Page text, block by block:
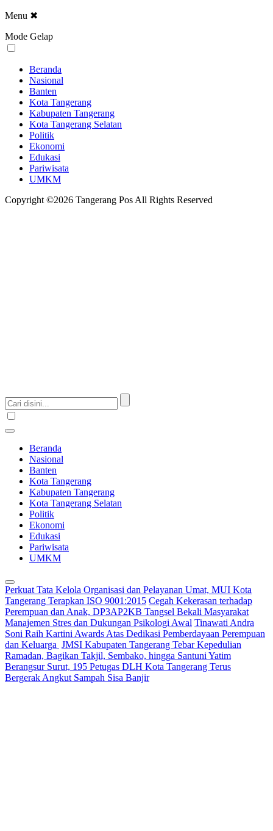
Menu ✖
Mode Gelap
Beranda
Nasional
Banten
Kota Tangerang
Kabupaten Tangerang
Kota Tangerang Selatan
Politik
Ekonomi
Edukasi
Pariwisata
UMKM
Copyright ©2026 Tangerang Pos All Rights Reserved
Beranda
Nasional
Banten
Kota Tangerang
Kabupaten Tangerang
Kota Tangerang Selatan
Politik
Ekonomi
Edukasi
Pariwisata
UMKM
Perkuat Tata Kelola Organisasi dan Pelayanan Umat, MUI Kota
Tangerang Terapkan ISO 9001:2015 Cegah Kekerasan terhadap
Perempuan dan Anak, DP3AP2KB Tangsel Bekali Masyarakat
Manajemen Stres dan Dukungan Psikologi Awal Tinawati Andra
Soni Raih Kartini Awards Atas Dedikasi Pemberdayaan Perempuan
dan Keluarga JMSI Kabupaten Tangerang Tebar Kepedulian
Ramadan, Bagikan Takjil, Sembako, hingga Santuni Yatim
Berangsur Surut, 195 Petugas DLH Kota Tangerang Terus
Bergerak Angkut Sampah Sisa Banjir